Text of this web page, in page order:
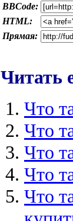
BBCode:
HTML:
Прямая:
Читать
Что
Что
Что
Что
Что